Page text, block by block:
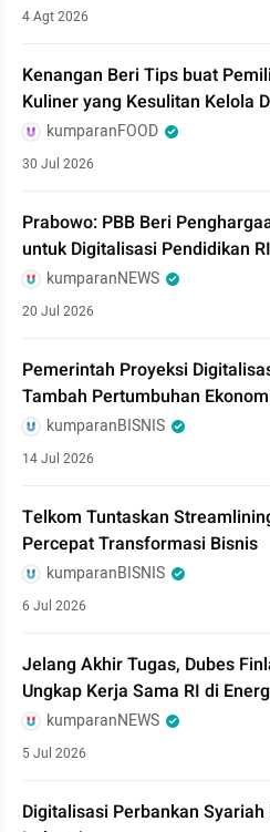
4 Agt 2026
Kenangan Beri Tips buat
Kuliner yang Kesulitan Kelola
kumparanFOOD
30 Jul 2026
Prabowo: PBB Beri
untuk Digitalisasi Pendidikan RI
kumparanNEWS
20 Jul 2026
Pemerintah Proyeksi
Tambah Pertumbuhan
kumparanBISNIS
14 Jul 2026
Telkom Tuntaskan
Percepat Transformasi Bisnis
kumparanBISNIS
6 Jul 2026
Jelang Akhir Tugas, Dubes
Ungkap Kerja Sama RI di
kumparanNEWS
5 Jul 2026
Digitalisasi Perbankan Syariah